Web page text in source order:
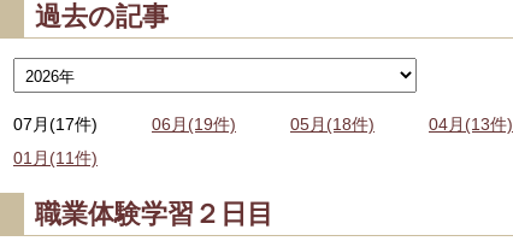
過去の記事
07月(17件) 06月(19件) 05月(18件) 04月(13件)
01月(11件)
職業体験学習２日目